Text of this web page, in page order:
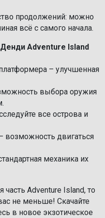
продолжений: можно
всё с самого начала.
Adventure Island
– улучшенная
выбора оружия
все острова и
двигаться
механика их
Adventure Island, то
не меньше! Скачайте
в новое экзотическое